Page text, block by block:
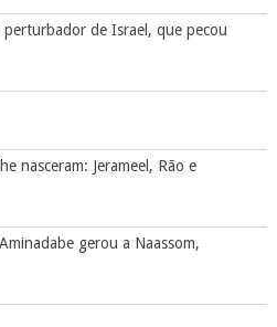
de Israel, que pecou
nasceram: Jerameel, Rão e
gerou a Naassom,